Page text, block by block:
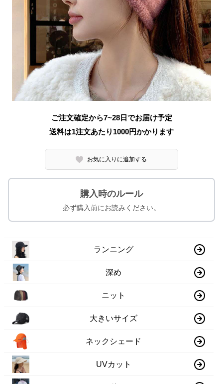
ご注文確定から7~28日でお届け予定
送料は1注文あたり 1000円かかります
お気に入りに追加する
購入時のルール
必ず購入前にお読みください。
ランニング
深め
ニット
大きいサイズ
ネックシェード
UVカット